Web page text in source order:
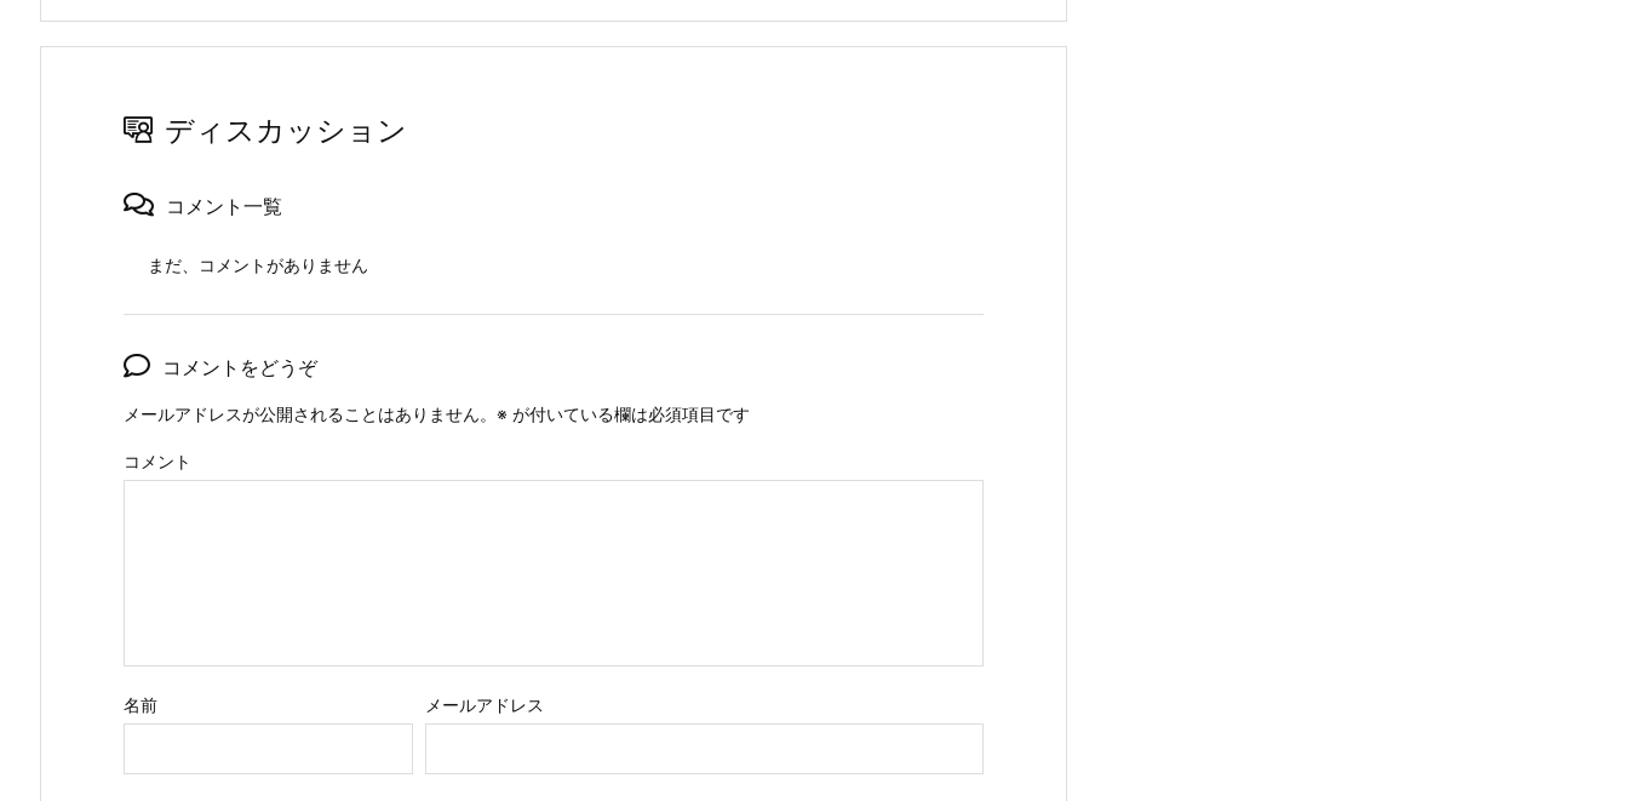
ディスカッション
コメント一覧
まだ、コメントがありません
コメントをどうぞ
メールアドレスが公開されることはありません。 ※ が付いている欄は必須項目です
コメント
名前 メールアドレス